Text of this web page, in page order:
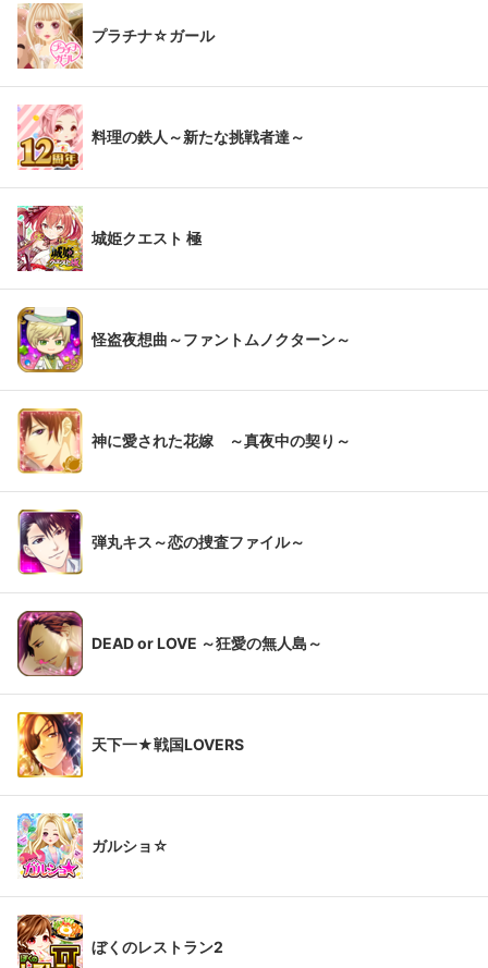
プラチナ☆ガール
料理の鉄人～新たな挑戦者達～
城姫クエスト 極
怪盗夜想曲～ファントムノクターン～
神に愛された花嫁 ～真夜中の契り～
弾丸キス～恋の捜査ファイル～
DEAD or LOVE ～狂愛の無人島～
天下一★戦国LOVERS
ガルショ☆
ぼくのレストラン2